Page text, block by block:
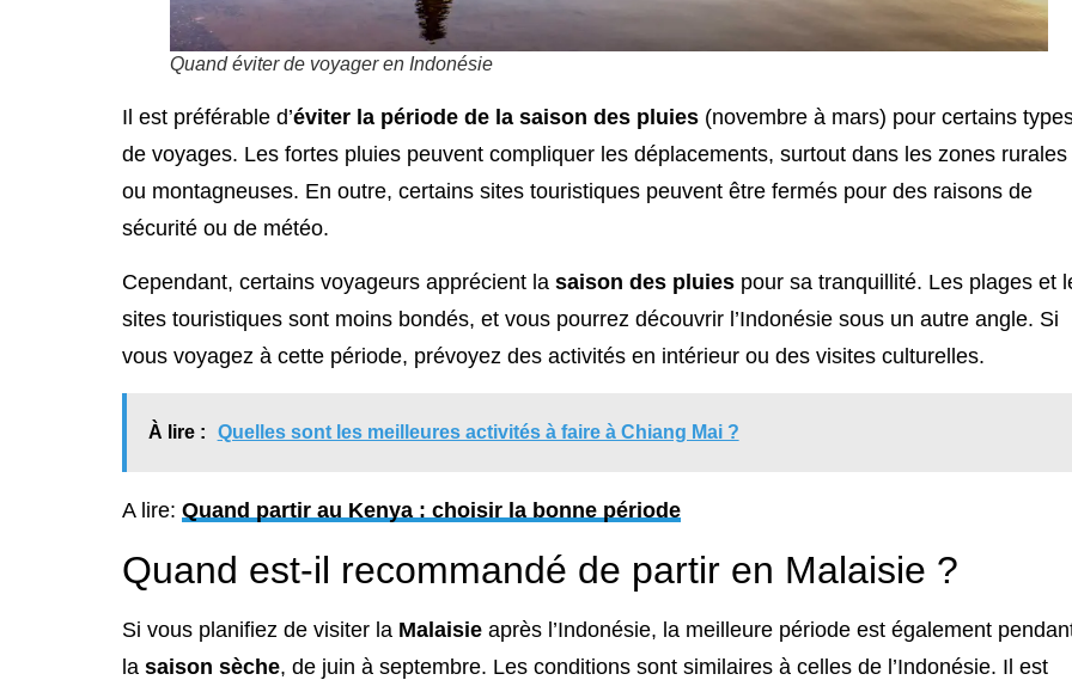
Quand éviter de voyager en Indonésie
Il est préférable d’éviter la période de la saison des pluies (novembre à mars) pour certains
de voyages. Les fortes pluies peuvent compliquer les déplacements, surtout dans les zones rurales
ou montagneuses. En outre, certains sites touristiques peuvent être fermés pour des raisons de
sécurité ou de météo.
Cependant, certains voyageurs apprécient la saison des pluies pour sa tranquillité. Les plages et
sites touristiques sont moins bondés, et vous pourrez découvrir l’Indonésie sous un autre angle. Si
vous voyagez à cette période, prévoyez des activités en intérieur ou des visites culturelles.
À lire : Quelles sont les meilleures activités à faire à Chiang Mai ?
A lire: Quand partir au Kenya : choisir la bonne période
Quand est-il recommandé de partir en Malaisie ?
Si vous planifiez de visiter la Malaisie après l’Indonésie, la meilleure période est également
la saison sèche, de juin à septembre. Les conditions sont similaires à celles de l’Indonésie. Il est